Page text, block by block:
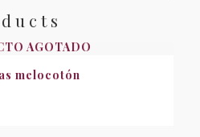
AGOTADO
melocotón